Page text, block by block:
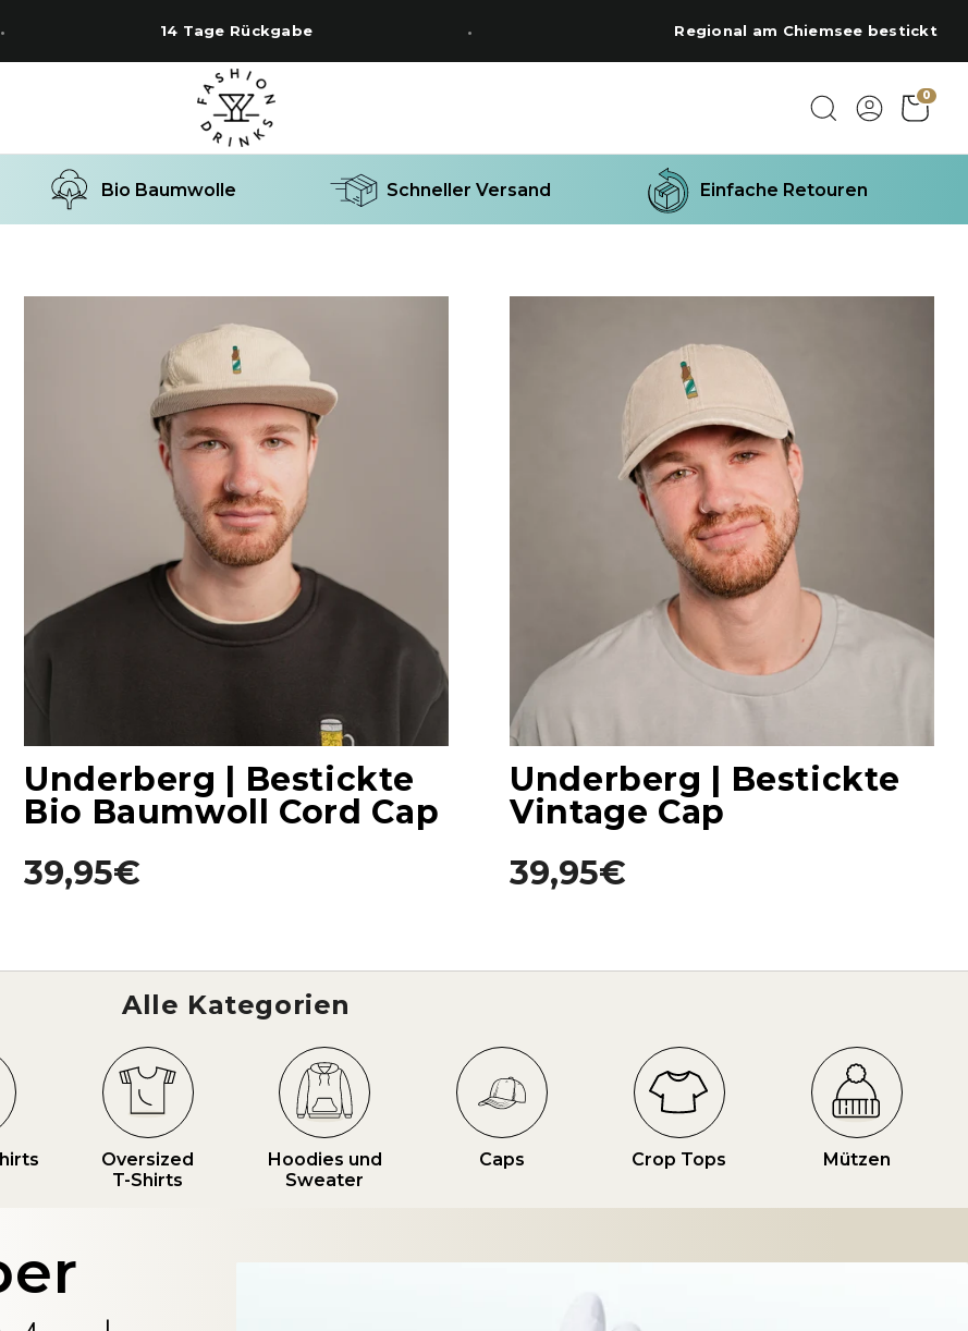
14 Tage Rückgabe Regional am Chiemsee bestickt
0
Bio Baumwolle Schneller Versand Einfache Retouren
Underberg | Bestickte
Bio Baumwoll Cord Cap
39,95€
Underberg | Bestickte
Vintage Cap
39,95€
Alle Kategorien
Oversized
T-Shirts
Hoodies und
Sweater
Caps Crop Tops Mützen